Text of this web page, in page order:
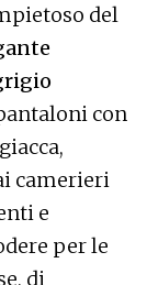
del
con
camerieri
e
per le
di